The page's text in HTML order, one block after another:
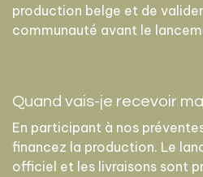
production belge et de
communauté avant le
Quand vais-je recevoir
En participant à nos
financez la production. Le
officiel et les livraisons sont